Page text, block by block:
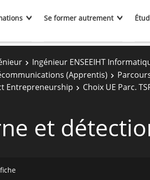
Se former autrement
Ingénieur ENSEEIHT
(Apprentis)
Entrepreneurship
Choix UE Parc.
et